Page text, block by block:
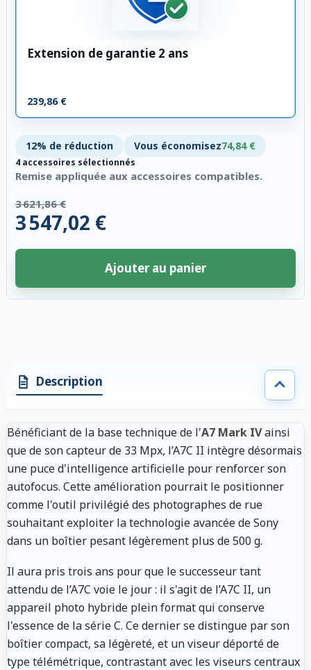
Extension de garantie 2 ans
239,86 €
12% de réduction Vous économisez74,84 €
4 accessoires sélectionnés
Remise appliquée aux accessoires compatibles.
3 621,86 €
3 547,02 €
Ajouter au panier
Description
Bénéficiant de la base technique de l'A7 Mark IVainsi
que de son capteur de 33 Mpx, l’A7C II intègre désormais
une puce d'intelligence artificielle pour renforcer son
autofocus. Cette amélioration pourrait le positionner
comme l'outil privilégié des photographes de rue
souhaitant exploiter la technologie avancée de Sony
dans un boîtier pesant légèrement plus de 500 g.
Il aura pris trois ans pour que le successeur tant
attendu de l’A7C voie le jour : il s'agit de l’A7C II, un
appareil photo hybride plein format qui conserve
l'essence de la série C. Ce dernier se distingue par son
boîtier compact, sa légèreté, et un viseur déporté de
type télémétrique, contrastant avec les viseurs centraux